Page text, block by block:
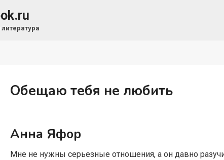
Обещаю тебя не любить
Анна Яфор
Мне не нужны серьезные отношения, а он давно